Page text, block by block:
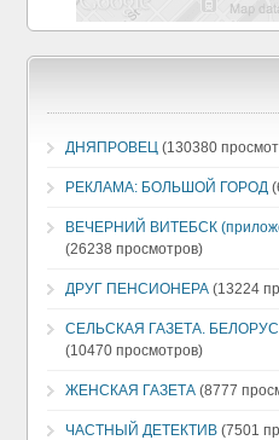
ДНЯПРОВЕЦ (130380
РЕКЛАМА: БОЛЬШОЙ ГОРОД
ВЕЧЕРНИЙ ВИТЕБСК
(26238 просмотров)
ДРУГ ПЕНСИОНЕРА (13224
СЕЛЬСКАЯ ГАЗЕТА.
(10470 просмотров)
ЖЕНСКАЯ ГАЗЕТА (8777
ЧАСТНЫЙ ДЕТЕКТИВ (7501